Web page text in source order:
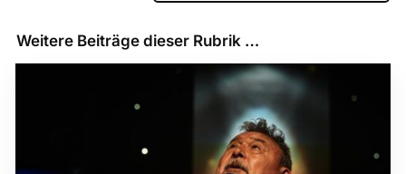
Weitere Beiträge dieser Rubrik …